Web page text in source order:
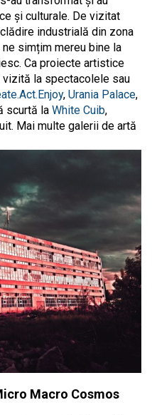
și culturale. De vizitat
industrială din zona
simțim mereu bine la
Ca proiecte artistice
vizită la spectacolele sau
, Urania Palace,
scurtă la White Cuib,
Mai multe galerii de artă
Macro Cosmos